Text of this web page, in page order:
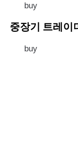
buy
중장기 트레이
buy